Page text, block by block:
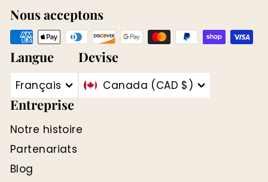
Nous acceptons
Langue
Français
Devise
Canada (CAD $)
Entreprise
Notre histoire
Partenariats
Blog